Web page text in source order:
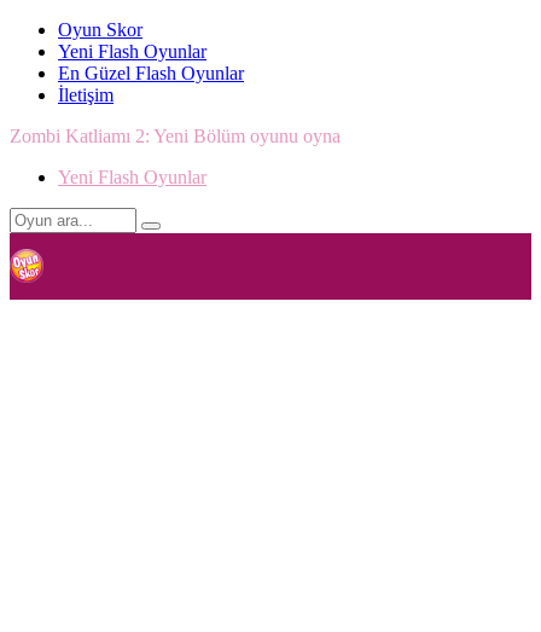
Oyun Skor
Yeni Flash Oyunlar
En Güzel Flash Oyunlar
İletişim
Zombi Katliamı 2: Yeni Bölüm oyunu oyna
Yeni Flash Oyunlar